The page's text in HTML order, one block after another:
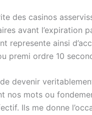
des casinos
avant
represente ainsi
premi ordre 10
devenir
nos mots ou
Ils me donne